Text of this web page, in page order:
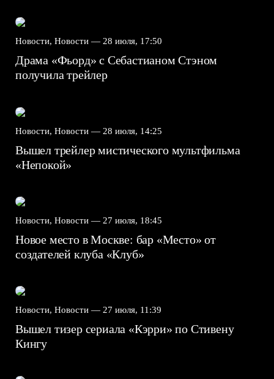
Новости, Новости — 28 июля, 17:50
Драма «Фьорд» с Себастианом Стэном
получила трейлер
Новости, Новости — 28 июля, 14:25
Вышел трейлер мистического мультфильма
«Непокой»
Новости, Новости — 27 июля, 18:45
Новое место в Москве: бар «Место» от
создателей клуба «Клуб»
Новости, Новости — 27 июля, 11:39
Вышел тизер сериала «Кэрри» по Стивену
Кингу